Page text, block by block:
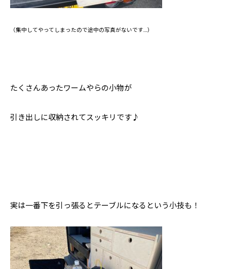
（集中してやってしまったので途中の写真がないです…）
たくさんあったワームやらの小物が
引き出しに収納されてスッキリです♪
実は一番下を引っ張るとテーブルになるという小技も！